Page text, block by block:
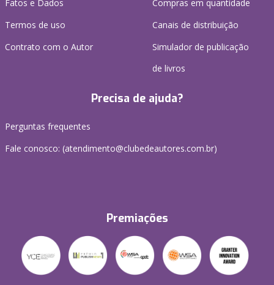
Fatos e Dados
Termos de uso
Contrato com o Autor
Compras em quantidade
Canais de distribuição
Simulador de publicação
de livros
Precisa de ajuda?
Perguntas frequentes
Fale conosco: (atendimento@clubedeautores.com.br)
Premiações